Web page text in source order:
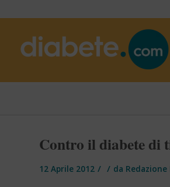
Contro il diabete di
12 Aprile 2012 / / da